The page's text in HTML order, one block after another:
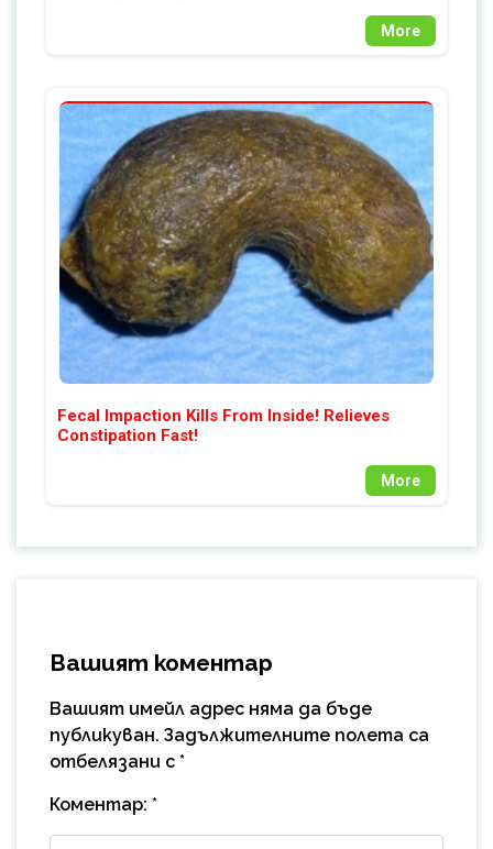
More
Fecal Impaction Kills From Inside! Relieves
Constipation Fast!
More
Вашият коментар
Вашият имейл адрес няма да бъде
публикуван. Задължителните полета са
отбелязани с *
Коментар: *